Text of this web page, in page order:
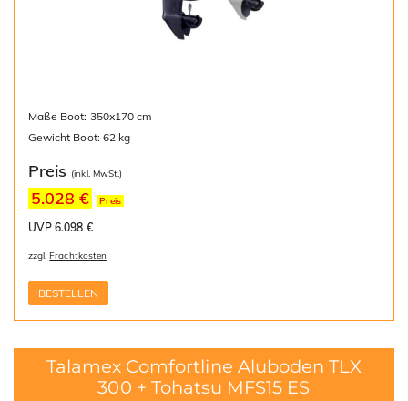
Maße Boot: 350x170 cm
Gewicht Boot: 62 kg
Preis (inkl. MwSt.)
5.028 € Preis
UVP 6.098 €
zzgl.Frachtkosten
BESTELLEN
Talamex Comfortline Aluboden TLX
300 + Tohatsu MFS15 ES